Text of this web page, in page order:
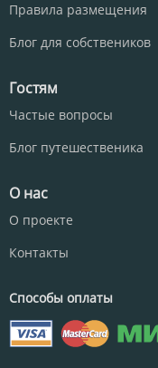
Правила размещения
Блог для собствеников
Гостям
Частые вопросы
Блог путешественика
О нас
О проекте
Контакты
Способы оплаты